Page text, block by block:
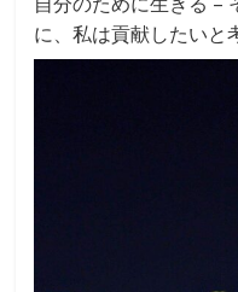
に、私は貢献したいと